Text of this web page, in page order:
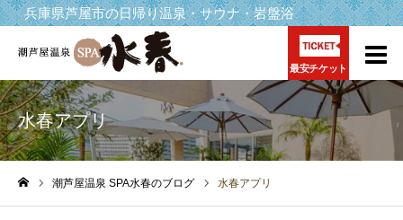
兵庫県芦屋市の日帰り温泉・サウナ・岩盤浴
最安チケット
水春アプリ
潮芦屋温泉 SPA水春のブログ 水春アプリ